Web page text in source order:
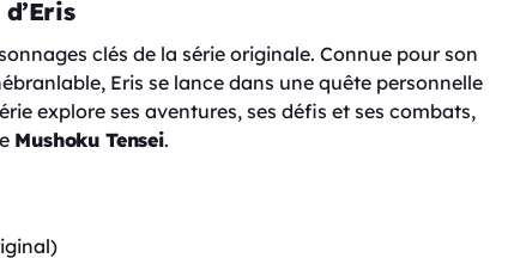
clés de la série originale. Connue pour son
Eris se lance dans une quête personnelle
explore ses aventures, ses défis et ses combats,
Mushoku Tensei.